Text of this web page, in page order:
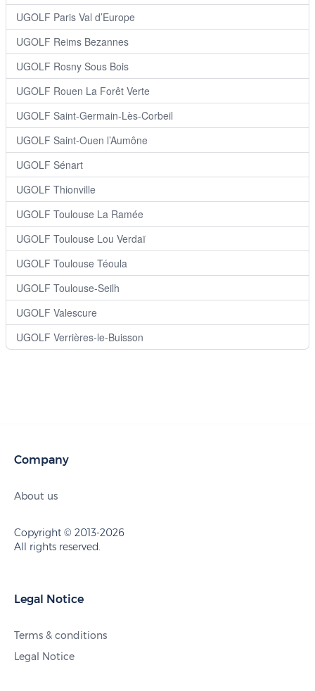
UGOLF Paris Val d’Europe
UGOLF Reims Bezannes
UGOLF Rosny Sous Bois
UGOLF Rouen La Forêt Verte
UGOLF Saint-Germain-Lès-Corbeil
UGOLF Saint-Ouen l’Aumône
UGOLF Sénart
UGOLF Thionville
UGOLF Toulouse La Ramée
UGOLF Toulouse Lou Verdaï
UGOLF Toulouse Téoula
UGOLF Toulouse-Seilh
UGOLF Valescure
UGOLF Verrières-le-Buisson
Company
About us
Copyright © 2013-2026
All rights reserved.
Legal Notice
Terms & conditions
Legal Notice